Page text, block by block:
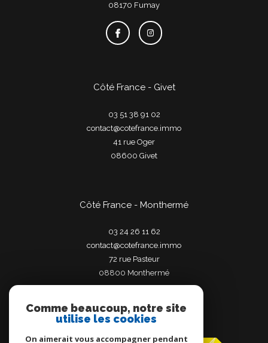
08170
fumay
Côté France - Givet
03 51 38 91 02
contact@cotefrance.immo
41 rue Oger
08600
givet
Côté France - Monthermé
03 24 26 11 62
contact@cotefrance.immo
72 rue Pasteur
08800
monthermé
Adhérents
Comme beaucoup, notre site
utilise les cookies
On aimerait vous accompagner pendant